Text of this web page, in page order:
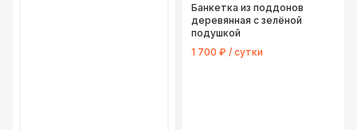
Банкетка из поддонов
деревянная с зелёной
подушкой
1 700 ₽ / сутки